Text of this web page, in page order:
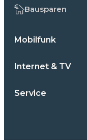
Bausparen
Mobilfunk
Internet & TV
Service